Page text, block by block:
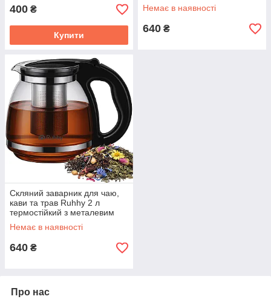
400 ₴
Купити
(22815/26066)
Немає в наявності
640 ₴
Скляний заварник для чаю,
кави та трав Ruhhy 2 л
термостійкий з металевим
ситечком (26066)
Немає в наявності
640 ₴
Про нас